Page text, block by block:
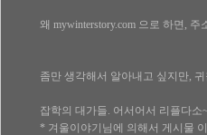
왜 mywinterstory.com 으로 하면,
좀만 생각해서 알아내고 싶지만, 귀
잡학의 대가들. 어서어서 리플다소
* 겨울이야기님에 의해서 게시물